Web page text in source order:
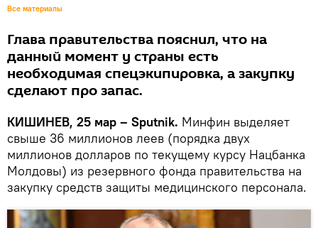
Все материалы
Глава правительства пояснил, что на
данный момент у страны есть
необходимая спецэкипировка, а закупку
сделают про запас.
КИШИНЕВ, 25 мар – Sputnik. Минфин выделяет
свыше 36 миллионов леев (порядка двух
миллионов долларов по текущему курсу Нацбанка
Молдовы) из резервного фонда правительства на
закупку средств защиты медицинского персонала.